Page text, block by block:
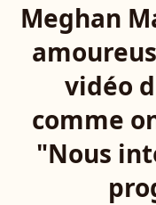
Meghan
vidéo
comme
"Nous